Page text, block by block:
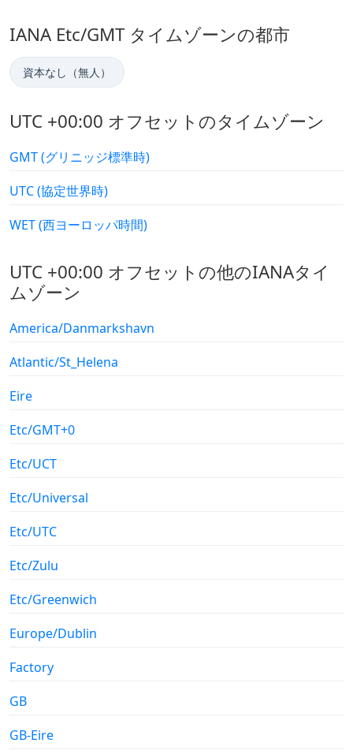
IANA Etc/GMT タイムゾーンの都市
資本なし（無人）
UTC +00:00 オフセットのタイムゾーン
GMT (グリニッジ標準時)
UTC (協定世界時)
WET (西ヨーロッパ時間)
UTC +00:00 オフセットの他のIANAタイ
ムゾーン
America/Danmarkshavn
Atlantic/St_Helena
Eire
Etc/GMT+0
Etc/UCT
Etc/Universal
Etc/UTC
Etc/Zulu
Etc/Greenwich
Europe/Dublin
Factory
GB
GB-Eire